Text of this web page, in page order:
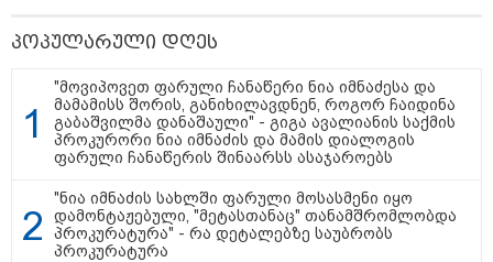
პოპულარული დღეს
"მოვიპოვეთ ფარული ჩანაწერი ნია იმნაძესა და
მამამისს შორის, განიხილავდნენ, როგორ ჩაიდინა
გაბაშვილმა დანაშაული" - გიგა ავალიანის საქმის
პროკურორი ნია იმნაძის და მამის დიალოგის
ფარული ჩანაწერის შინაარსს ასაჯაროებს
"ნია იმნაძის სახლში ფარული მოსასმენი იყო
დამონტაჟებული, "მეტასთანაც" თანამშრომლობდა
პროკურატურა" - რა დეტალებზე საუბრობს
პროკურატურა